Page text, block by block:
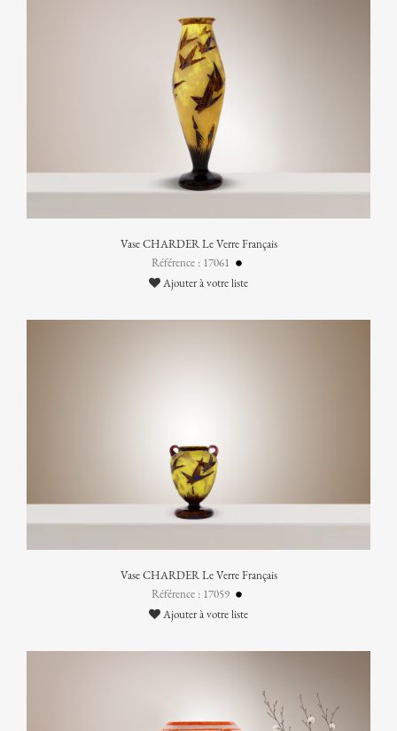
Vase CHARDER Le Verre Français
Référence : 17061
Ajouter à votre liste
Vase CHARDER Le Verre Français
Référence : 17059
Ajouter à votre liste